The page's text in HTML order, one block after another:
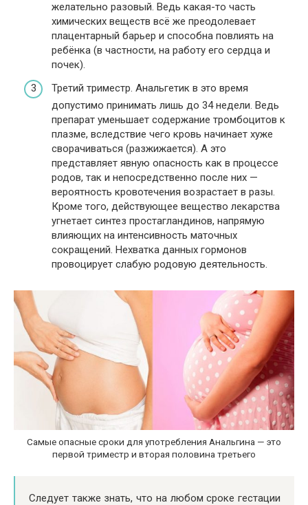
желательно разовый. Ведь какая-то часть
химических веществ всё же преодолевает
плацентарный барьер и способна повлиять на
ребёнка (в частности, на работу его сердца и
почек).
Третий триместр. Анальгетик в это время
допустимо принимать лишь до 34 недели. Ведь
препарат уменьшает содержание тромбоцитов к
плазме, вследствие чего кровь начинает хуже
сворачиваться (разжижается). А это
представляет явную опасность как в процессе
родов, так и непосредственно после них —
вероятность кровотечения возрастает в разы.
Кроме того, действующее вещество лекарства
угнетает синтез простагландинов, напрямую
влияющих на интенсивность маточных
сокращений. Нехватка данных гормонов
провоцирует слабую родовую деятельность.
Самые опасные сроки для употребления Анальгина — это
первой триместр и вторая половина третьего
Следует также знать, что на любом сроке гестации